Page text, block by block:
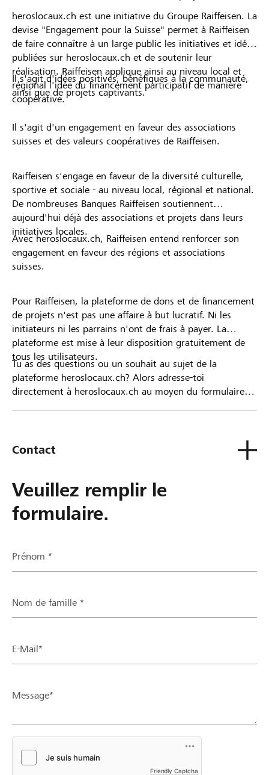
heroslocaux.ch est une initiative du Groupe Raiffeisen. La
devise "Engagement pour la Suisse" permet à Raiffeisen
de faire connaître à un large public les initiatives et idées
publiées sur heroslocaux.ch et de soutenir leur
réalisation. Raiffeisen applique ainsi au niveau local et
régional l'idée du financement participatif de manière
coopérative.
Il s'agit d'idées positives, bénéfiques à la communauté,
ainsi que de projets captivants.
Il s'agit d'un engagement en faveur des associations
suisses et des valeurs coopératives de Raiffeisen.
Raiffeisen s'engage en faveur de la diversité culturelle,
sportive et sociale - au niveau local, régional et national.
De nombreuses Banques Raiffeisen soutiennent
aujourd'hui déjà des associations et projets dans leurs
initiatives locales.
Avec heroslocaux.ch, Raiffeisen entend renforcer son
engagement en faveur des régions et associations
suisses.
Pour Raiffeisen, la plateforme de dons et de financement
de projets n'est pas une affaire à but lucratif. Ni les
initiateurs ni les parrains n'ont de frais à payer. La
plateforme est mise à leur disposition gratuitement de
tous les utilisateurs.
Tu as des questions ou un souhait au sujet de la
plateforme heroslocaux.ch? Alors adresse-toi
directement à heroslocaux.ch au moyen du formulaire
Contact
Veuillez remplir le
formulaire.
Prénom *
Nom de famille *
E-Mail*
Message*
Friendly Captcha